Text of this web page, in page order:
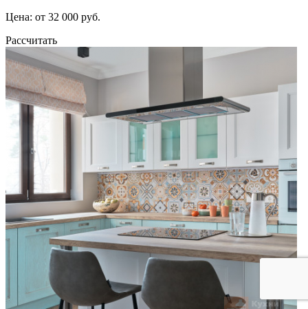
Цена: от 32 000 руб.
Рассчитать